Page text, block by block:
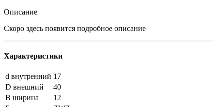
Описание
Скоро здесь появится подробное описание
Характеристики
d внутренний 17
D внешний
40
B ширина
12